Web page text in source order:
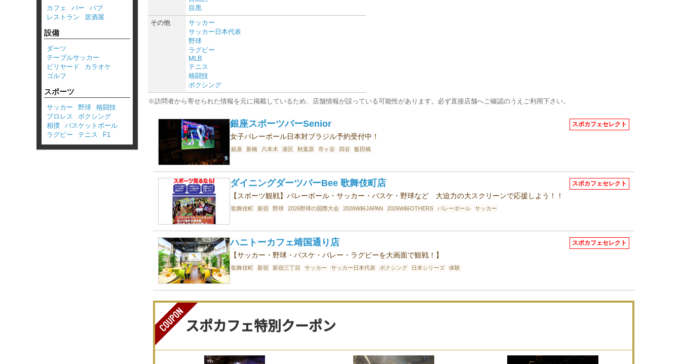
目黒
その他
サッカー
サッカー日本代表
野球
ラグビー
MLB
テニス
格闘技
ボクシング
※訪問者から寄せられた情報を元に掲載しているため、店舗情報が誤っている可能性があります。必ず直接店舗へご確認のうえご利用下さい。
銀座スポーツバーSenior スポカフェセレクト
女子バレーボール日本対ブラジル予約受付中！
銀座 新橋 六本木 港区 秋葉原 市ヶ谷 四谷 飯田橋
ダイニングダーツバーBee 歌舞伎町店 スポカフェセレクト
【スポーツ観戦】バレーボール・サッカー・バスケ・野球など 大迫力の大スクリーンで応援しよう！！
歌舞伎町 新宿 野球 2026野球の国際大会 2026W杯JAPAN 2026W杯OTHERS バレーボール サッカー
ハニトーカフェ靖国通り店 スポカフェセレクト
【サッカー・野球・バスケ・バレー・ラグビーを大画面で観戦！】
歌舞伎町 新宿 新宿三丁目 サッカー サッカー日本代表 ボクシング 日本シリーズ 体験
スポカフェ特別クーポン
カフェ バー
パブ
レストラン
居酒屋
設備
ダーツ
テーブルサッカー
ビリヤード
カラオケ
ゴルフ
スポーツ
サッカー 野球
格闘技
プロレス
ボクシング
相撲
バスケットボール
ラグビー
テニス F1